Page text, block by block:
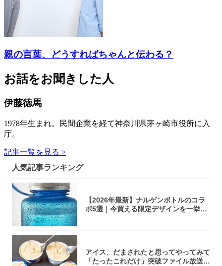
親の言葉、どうすればちゃんと伝わる？
お話をお聞きした人
伊藤徳馬
1978年生まれ。民間企業を経て神奈川県茅ヶ崎市役所に入
庁。
記事一覧を見る >
人気記事ランキング
【2026年最新】ナルゲンボトルのコラ
ボ5選｜今買える限定デザインを一挙紹
アイス、だまされたと思ってやってみて
「たったこれだけ」突破ファイル放送で